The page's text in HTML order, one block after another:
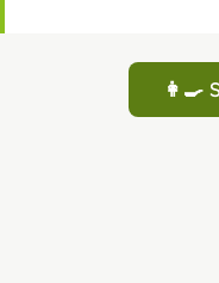
👩‍🍳